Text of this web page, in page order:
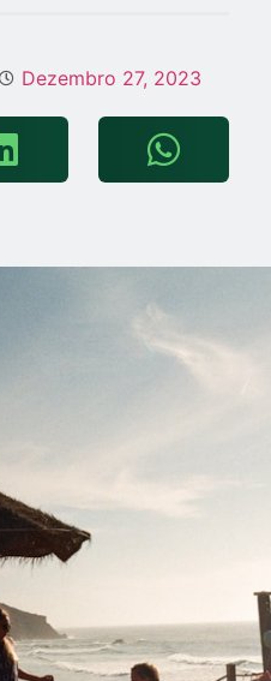
Dezembro 27, 2023